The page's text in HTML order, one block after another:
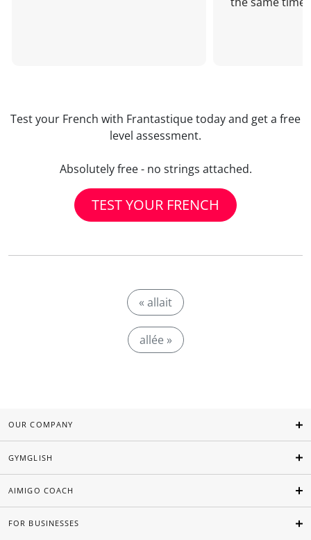
Test your French with Frantastique today and get a free
level assessment.
Absolutely free - no strings attached.
TEST YOUR FRENCH
« allait
allée »
OUR COMPANY
GYMGLISH
AIMIGO COACH
FOR BUSINESSES